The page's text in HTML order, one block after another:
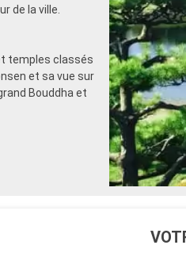
de la ville.
temples classés
et sa vue sur
Bouddha et